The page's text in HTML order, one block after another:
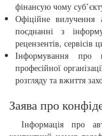
фінансую чому
Офіційне вилучення
поєднанні з
рецензентів, сервісів
Інформування про
професійної
розгляду та вжиття
Заява про
Інформація про